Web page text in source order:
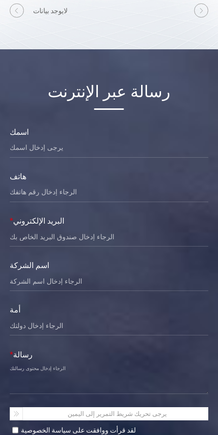
لايوجد بيانات
رسالة عبر الإنترنت
اسمك
هاتف
*البريد الإلكتروني
اسم الشركة
أمة
*رسالة
يرجى تحريك شريط التمرير إلى اليمين
لقد قرأت ووافقت على سياسة الخصوصية